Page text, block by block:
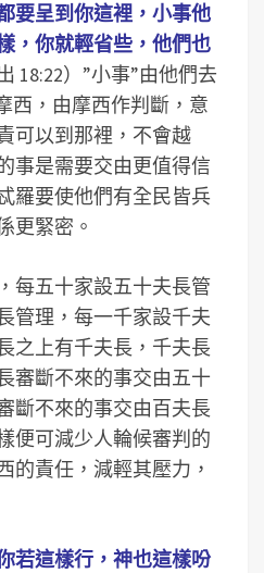
要呈到你這裡，小事他
，你就輕省些，他們也
18:22）”小事”由他們去
西，由摩西作判斷，意
可以到那裡，不會越
事是需要交由更值得信
羅要使他們有全民皆兵
更緊密。
每五十家設五十夫長管
管理，每一千家設千夫
之上有千夫長，千夫長
審斷不來的事交由五十
斷不來的事交由百夫長
便可減少人輪候審判的
的責任，減輕其壓力，
若這樣行，神也這樣吩